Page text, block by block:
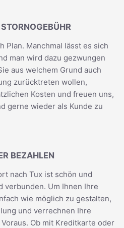
Plan. Manchmal lässt es sich
man wird dazu gezwungen
aus welchem Grund auch
zurücktreten wollen,
Kosten und freuen uns,
gerne wieder als Kunde zu
BEZAHLEN
nach Tux ist schön und
verbunden. Um Ihnen Ihre
wie möglich zu gestalten,
und verrechnen Ihre
Ob mit Kreditkarte oder